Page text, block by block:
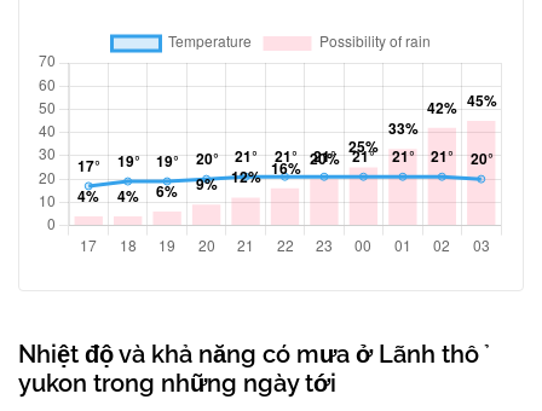
Nhiệt độ và khả năng có mưa ở Lãnh thổ
yukon trong những ngày tới